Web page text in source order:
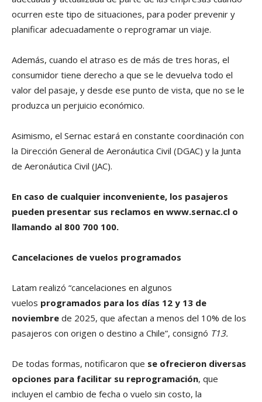
ocurren este tipo de situaciones, para poder prevenir y
planificar adecuadamente o reprogramar un viaje.
Además, cuando el atraso es de más de tres horas, el
consumidor tiene derecho a que se le devuelva todo el
valor del pasaje, y desde ese punto de vista, que no se le
produzca un perjuicio económico.
Asimismo, el Sernac estará en constante coordinación con
la Dirección General de Aeronáutica Civil (DGAC) y la Junta
de Aeronáutica Civil (JAC).
En caso de cualquier inconveniente, los pasajeros
pueden presentar sus reclamos en www.sernac.cl o
llamando al 800 700 100.
Cancelaciones de vuelos programados
Latam realizó “cancelaciones en algunos
vuelos programados para los días 12 y 13 de
noviembre de 2025, que afectan a menos del 10% de los
pasajeros con origen o destino a Chile”, consignó T13.
De todas formas, notificaron que se ofrecieron diversas
opciones para facilitar su reprogramación, que
incluyen el cambio de fecha o vuelo sin costo, la